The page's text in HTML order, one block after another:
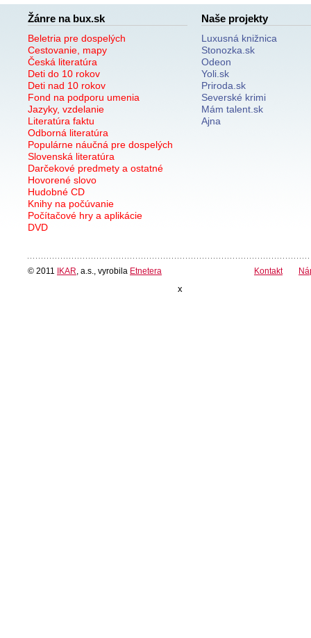
Žánre na bux.sk
Beletria pre dospelých
Cestovanie, mapy
Česká literatúra
Deti do 10 rokov
Deti nad 10 rokov
Fond na podporu umenia
Jazyky, vzdelanie
Literatúra faktu
Odborná literatúra
Populárne náučná pre dospelých
Slovenská literatúra
Darčekové predmety a ostatné
Hovorené slovo
Hudobné CD
Knihy na počúvanie
Počítačové hry a aplikácie
DVD
Naše projekty
Luxusná knižnica
Stonozka.sk
Odeon
Yoli.sk
Priroda.sk
Severské krimi
Mám talent.sk
Ajna
© 2011 IKAR , a.s., vyrobila Etnetera Kontakt
x